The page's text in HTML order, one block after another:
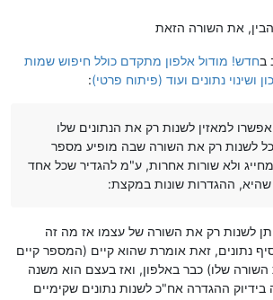
את השורה הזאת
בחדש! מודול אלפון מתקדם כולל חיפוש שמות
ושינוי נתונים ועוד (פיתוח פרטי):
למאזין לשנות רק את הנתונים שלו
לשנות רק את השורה שבה מופיע מספר
ולא שורות אחרות, ע"מ להגדיר שכל אחד
שהיא, ההגדרות שונות במקצת:
לשנות רק את השורה של עצמו אז מה זה
נתונים, זאת אומרת שהוא קיים (המספר קיים
השורה שלו) כבר באלפון, ואז בעצם הוא משנה
ההגדרה אח"כ לשנות נתונים שקימיים